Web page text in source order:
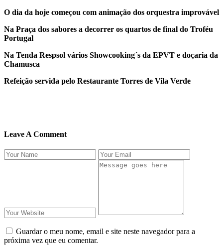
O dia da hoje começou com animação dos orquestra improvável
Na Praça dos sabores a decorrer os quartos de final do Troféu
Portugal
Na Tenda Respsol vários Showcooking´s da EPVT e doçaria da
Chamusca
Refeição servida pelo Restaurante Torres de Vila Verde
Leave A Comment
Guardar o meu nome, email e site neste navegador para a
próxima vez que eu comentar.